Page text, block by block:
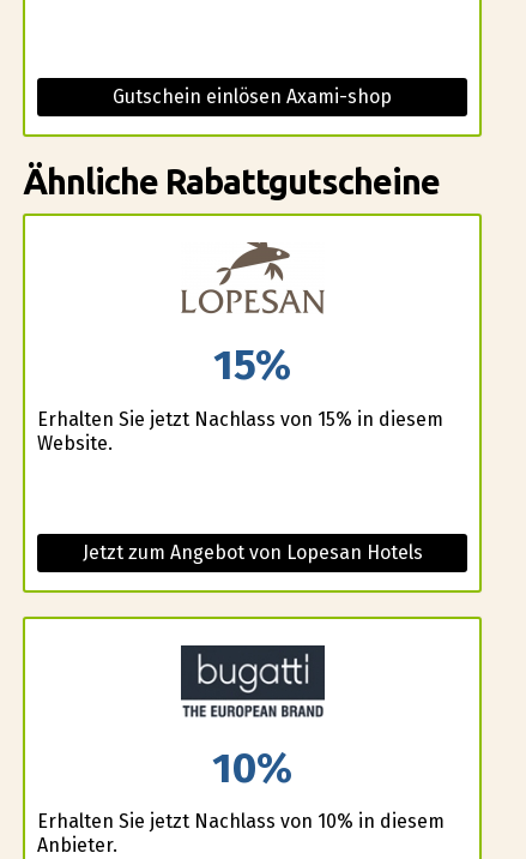
Gutschein einlösen Axami-shop
Ähnliche Rabattgutscheine
15%
Erhalten Sie jetzt Nachlass von 15% in diesem
Website.
Jetzt zum Angebot von Lopesan Hotels
10%
Erhalten Sie jetzt Nachlass von 10% in diesem
Anbieter.